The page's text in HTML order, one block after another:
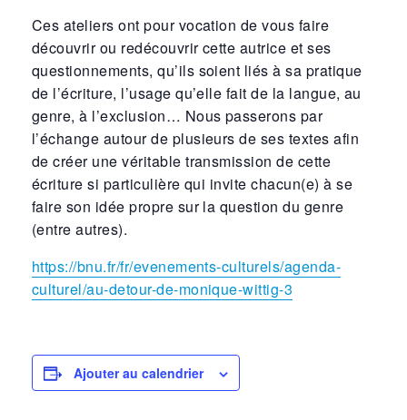
Ces ateliers ont pour vocation de vous faire
découvrir ou redécouvrircette autrice et ses
questionnements, qu’ils soient liés à sa pratique
de l’écriture, l’usage qu’elle fait de la langue, au
genre, à l’exclusion… Nous passerons par
l’échange autour de plusieurs de ses textes afin
de créer une véritable transmission de cette
écriture si particulière qui invite chacun(e) à se
faire son idée propre sur la question du genre
(entre autres).
https://bnu.fr/fr/evenements-culturels/agenda-
culturel/au-detour-de-monique-wittig-3
Ajouter au calendrier